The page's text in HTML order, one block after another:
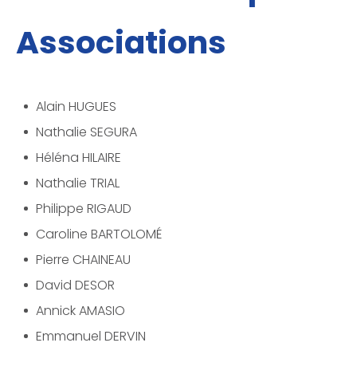
Associations
­Alain HUGUES
­Nathalie SEGURA
­Héléna HILAIRE
­Nathalie TRIAL
­Philippe RIGAUD
­Caroline BARTOLOMÉ
­Pierre CHAINEAU
­David DESOR
­Annick AMASIO
­Emmanuel DERVIN